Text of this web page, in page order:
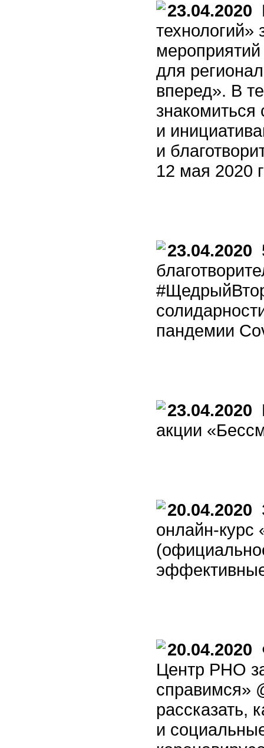
23.04.2020
технологий»
для
вперед». В
и
и
12 мая 2020
23.04.2020
пандемии
23.04.2020
акции
20.04.2020
онлайн-
20.04.2020
Центр РНО
справимся»
рассказать,
и